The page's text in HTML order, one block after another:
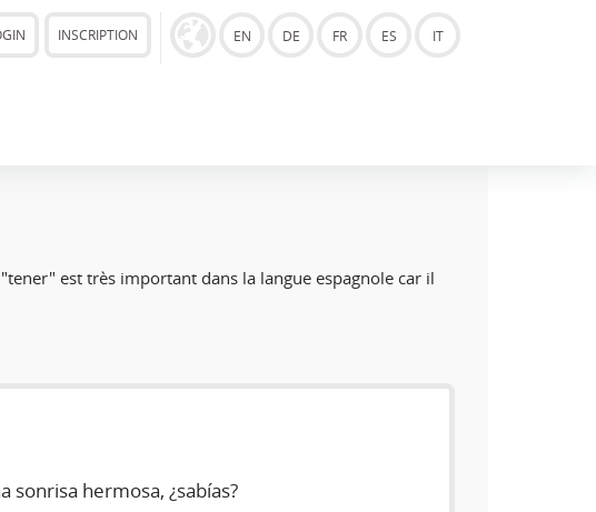
INSCRIPTION EN DE FR ES IT
est très important dans la langue espagnole car il
sonrisa hermosa, ¿sabías?